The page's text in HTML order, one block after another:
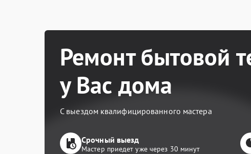
Ремонт бытовой
у Вас дома
С выездом квалифицированного мастера
Срочный выезд
Мастер приедет уже через 30 минут